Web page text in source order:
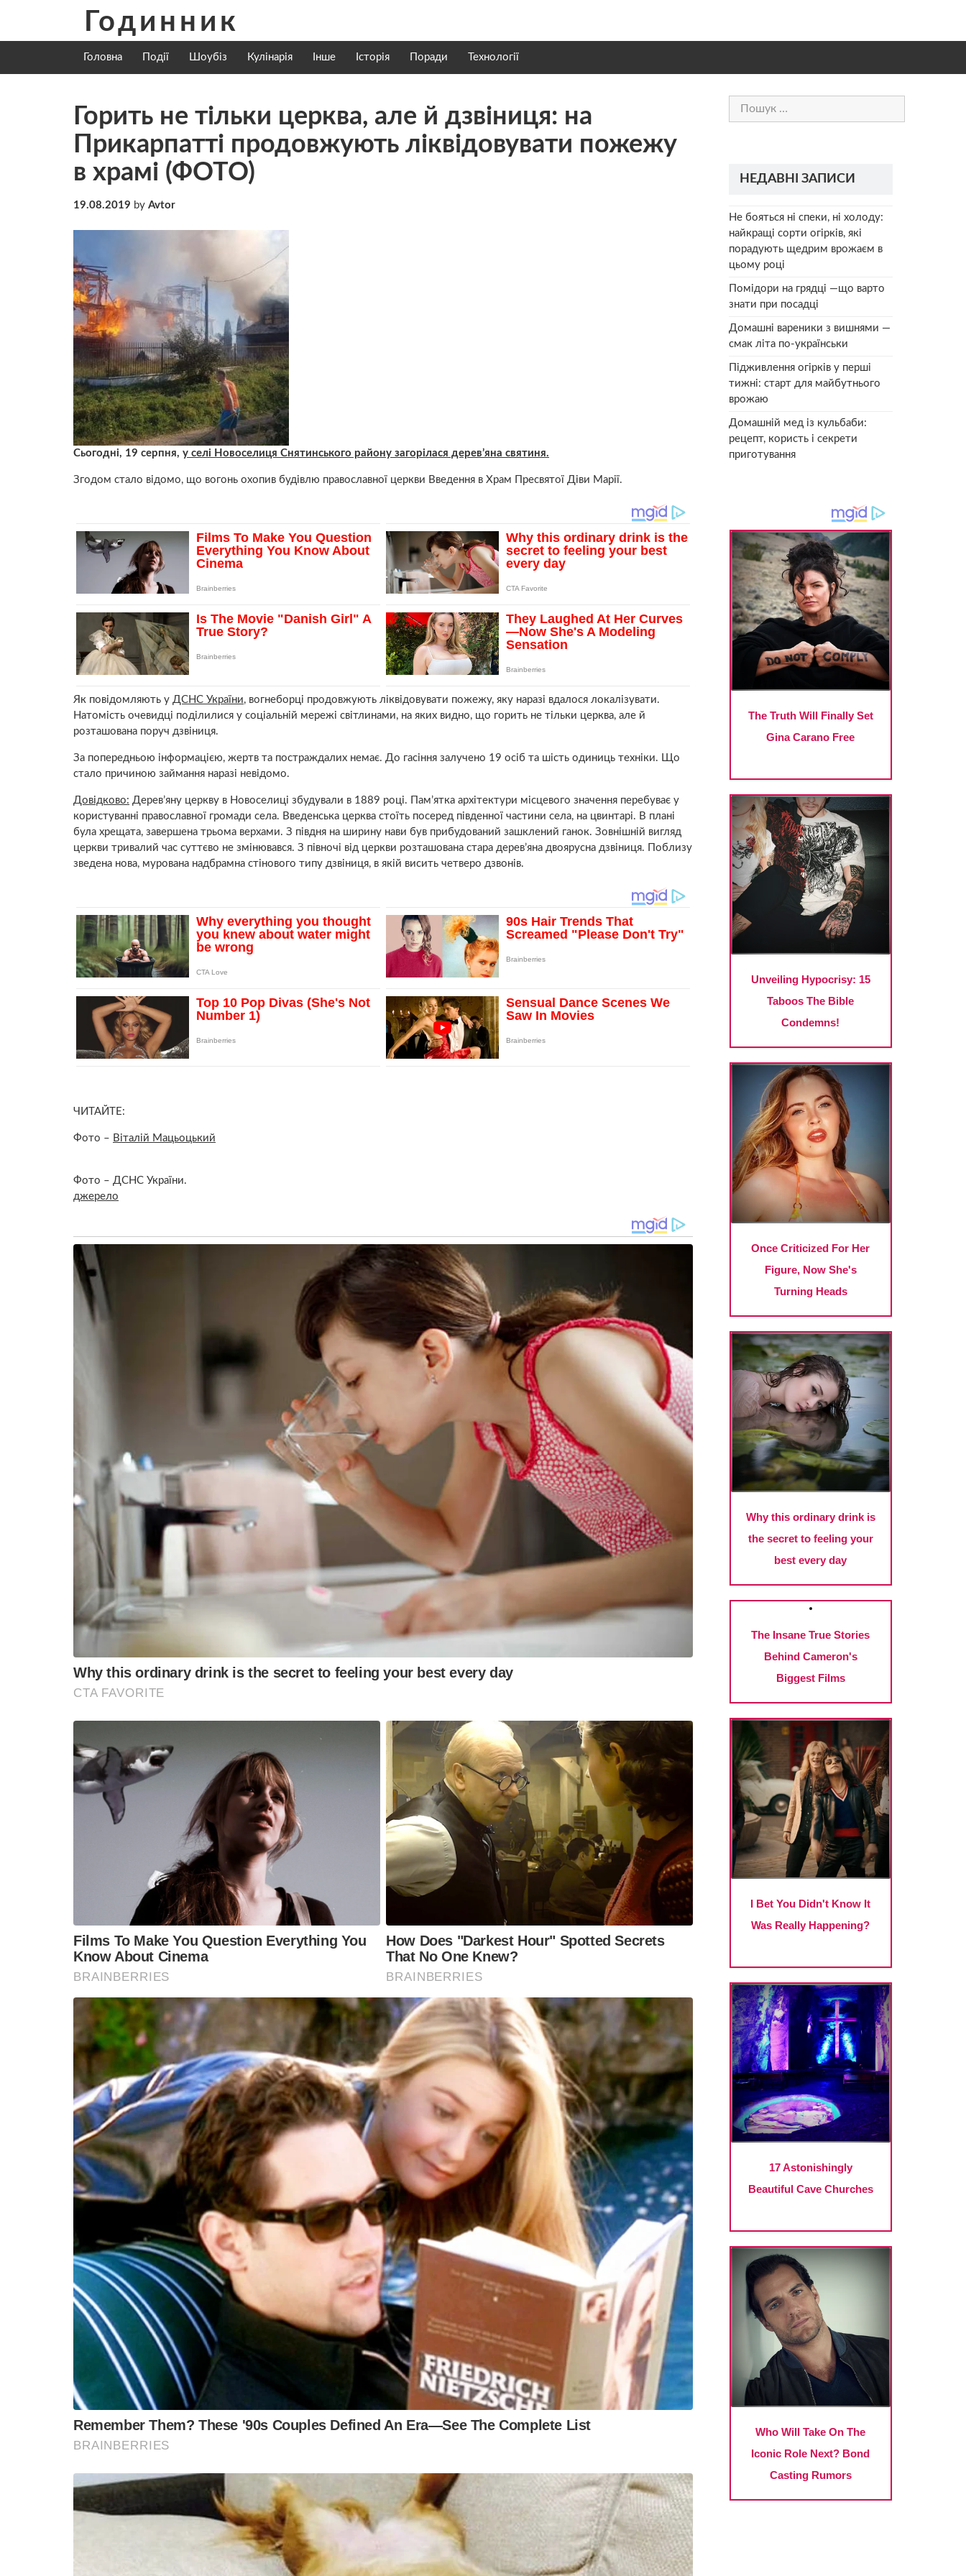
content
Годинник
Головна Події Шоубіз Кулінарія Інше Історія Поради Технології
Горить не тільки церква, але й дзвіниця: на
Прикарпатті продовжують ліквідовувати пожежу
в храмі (ФОТО)
19.08.2019 by Avtor
Сьогодні, 19 серпня, у селі Новоселиця Снятинського району загорілася дерев’яна святиня.
Згодом стало відомо, що вогонь охопив будівлю православної церкви Введення в Храм Пресвятої Діви Марії.
Як повідомляють у ДСНС України, вогнеборці продовжують ліквідовувати пожежу, яку наразі вдалося локалізувати.
Натомість очевидці поділилися у соціальній мережі світлинами, на яких видно, що горить не тільки церква, але й
розташована поруч дзвіниця.
За попередньою інформацією, жертв та постраждалих немає. До гасіння залучено 19 осіб та шість одиниць техніки. Що
стало причиною займання наразі невідомо.
Довідково: Дерев’яну церкву в Новоселиці збудували в 1889 році. Пам’ятка архітектури місцевого значення перебуває у
користуванні православної громади села. Введенська церква стоїть посеред південної частини села, на цвинтарі. В плані
була хрещата, завершена трьома верхами. З півдня на ширину нави був прибудований зашклений ганок. Зовнішній вигляд
церкви тривалий час суттєво не змінювався. З півночі від церкви розташована стара дерев’яна двоярусна дзвіниця. Поблизу
зведена нова, мурована надбрамна стінового типу дзвіниця, в якій висить четверо дзвонів.
ЧИТАЙТЕ:
Фото – Віталій Мацьоцький
Фото – ДСНС України.
джерело
Пошук:
НЕДАВНІ ЗАПИСИ
Не бояться ні спеки, ні холоду:
найкращі сорти огірків, які
порадують щедрим врожаєм в
цьому році
Помідори на грядці —що варто
знати при посадці
Домашні вареники з вишнями —
смак літа по-українськи
Підживлення огірків у перші
тижні: старт для майбутнього
врожаю
Домашній мед із кульбаби:
рецепт, користь і секрети
приготування